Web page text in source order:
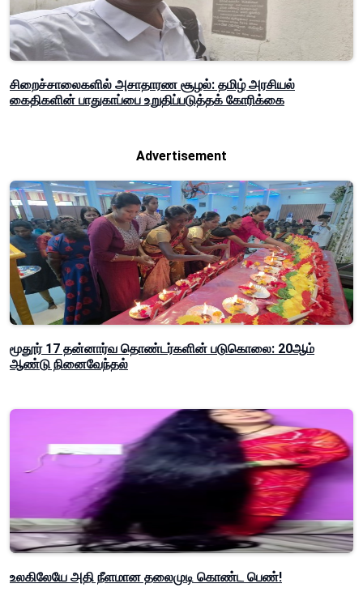
சிறைச்சாலைகளில் அசாதாரண சூழல்: தமிழ் அரசியல்
கைதிகளின் பாதுகாப்பை உறுதிப்படுத்தக் கோரிக்கை
Advertisement
மூதூர் 17 தன்னார்வ தொண்டர்களின் படுகொலை: 20ஆம்
ஆண்டு நினைவேந்தல்
உலகிலேயே அதி நீளமான தலைமுடி கொண்ட பெண்!